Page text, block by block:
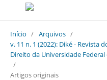
Início / Arquivos /
v. 11 n. 1 (2022): Diké - Revista
Direito da Universidade Federal
/
Artigos originais